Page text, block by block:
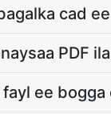
cad ee
PDF
ee bogga